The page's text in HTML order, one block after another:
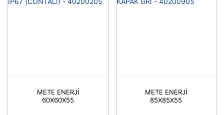
METE ENERJİ
60X60X55
METE ENERJİ
85X85X55